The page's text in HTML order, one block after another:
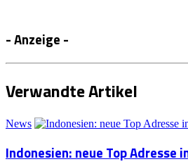
- Anzeige -
Verwandte Artikel
News
Indonesien: neue Top